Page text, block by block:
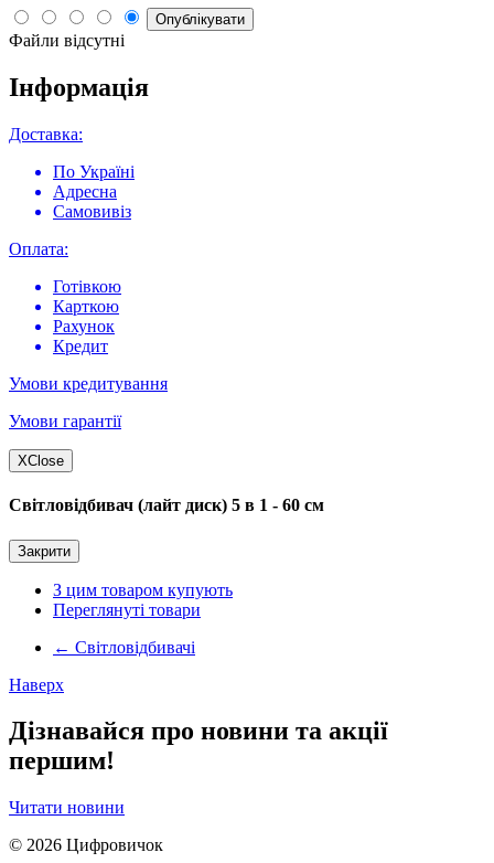
Опублікувати
Файли відсутні
Інформація
Доставка:
По Україні
Адресна
Самовивіз
Оплата:
Готівкою
Карткою
Рахунок
Кредит
Умови кредитування
Умови гарантії
XClose
Світловідбивач (лайт диск) 5 в 1 - 60 см
Закрити
З цим товаром купують
Переглянуті товари
← Світловідбивачі
Наверх
Дізнавайся про новини та акції
першим!
Читати новини
© 2026 Цифровичок